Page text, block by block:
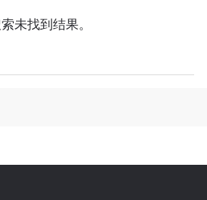
未找到结果。
责声明，即表示您同意我们
集、使用和披露您的信息。